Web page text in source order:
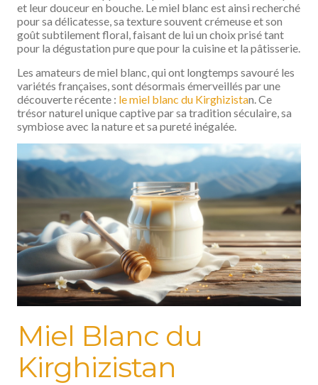
et leur douceur en bouche. Le miel blanc est ainsi recherché
pour sa délicatesse, sa texture souvent crémeuse et son
goût subtilement floral, faisant de lui un choix prisé tant
pour la dégustation pure que pour la cuisine et la pâtisserie.
Les amateurs de miel blanc, qui ont longtemps savouré les
variétés françaises, sont désormais émerveillés par une
découverte récente : le miel blanc du Kirghizistan. Ce
trésor naturel unique captive par sa tradition séculaire, sa
symbiose avec la nature et sa pureté inégalée.
Miel Blanc du
Kirghizistan